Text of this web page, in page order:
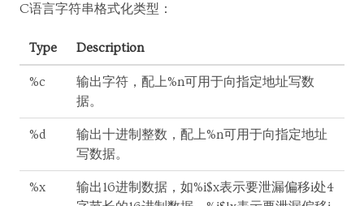
C语言字符串格式化类型：
Type Description
%c
输出字符，配上%n可用于向指定地址写数
据。
%d
输出十进制整数，配上%n可用于向指定地址
写数据。
%x
输出16进制数据，如%i$x表示要泄漏偏移i处4